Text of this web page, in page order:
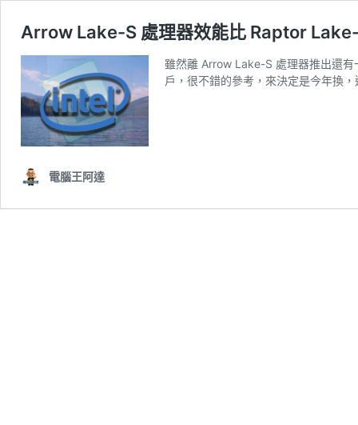
Arrow Lake-S 處理器效能比 Raptor
雖然離 Arrow Lake-S 處理器推出還
戶，很不錯的參考，來決定是今年換
電腦王阿達